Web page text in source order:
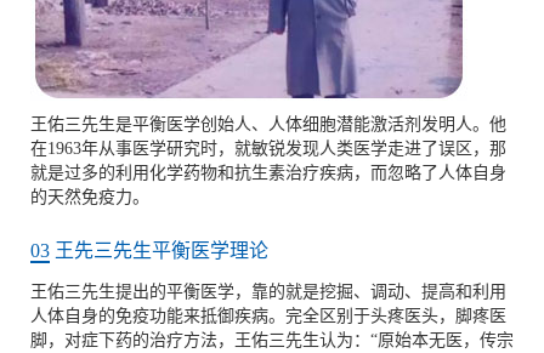
王佑三先生是平衡医学创始人、人体细胞潜能激活剂发明人。他
在1963年从事医学研究时，就敏锐发现人类医学走进了误区，那
就是过多的利用化学药物和抗生素治疗疾病，而忽略了人体自身
的天然免疫力。
03 王先三先生平衡医学理论
王佑三先生提出的平衡医学，靠的就是挖掘、调动、提高和利用
人体自身的免疫功能来抵御疾病。完全区别于头疼医头，脚疼医
脚，对症下药的治疗方法，王佑三先生认为：“原始本无医，传宗